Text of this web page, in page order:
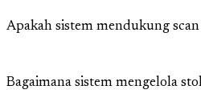
Apakah sistem mendukung
Bagaimana sistem mengelola